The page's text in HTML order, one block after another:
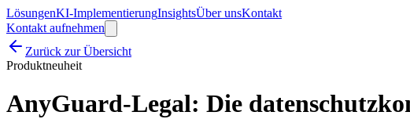
LösungenKI-ImplementierungInsightsÜber unsKontakt
Kontakt aufnehmen
Zurück zur Übersicht
Produktneuheit
AnyGuard-Legal: Die